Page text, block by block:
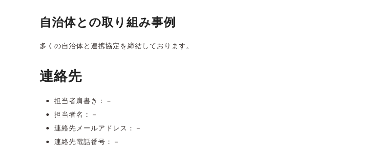
自治体との取り組み事例
多くの自治体と連携協定を締結しております。
連絡先
担当者肩書き：－
担当者名：－
連絡先メールアドレス：－
連絡先電話番号：－